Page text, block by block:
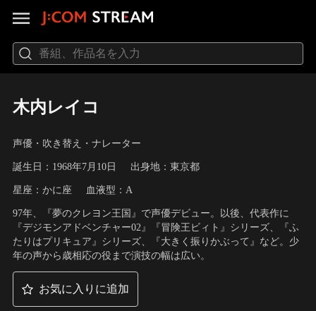
木内レイコ
声優・吹き替え・ナレーター
誕生日：1968年7月10日 出身地：東京都
星座：かに座 血液型：A
97年、『夢のクレヨン王国』で声優デビュー。以後、代表作に
『デジモンアドベンチャー02』『冒険王ビィト』シリーズ、『ふ
たりはプリキュア』シリーズ、『大きく振りかぶって』など。少
年の声から歳相応の役まで演技の幅は広い。
お気に入りに追加